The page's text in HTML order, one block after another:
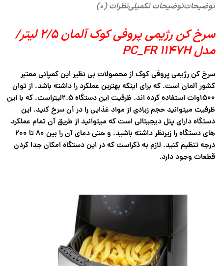
توضیحاتتوضیحات تکمیلینظرات (۰)
سرخ کن رژیمی پروفی کوک آلمان 2/5 لیتر/
مدل PC_FR 1147H
سرخ کن رژیمی پروفی کوک از محصولات بی نظیر این کمپانی معتبر
کشور آلمان است. که برای اینکه بهترین عملکرد را داشته باشد، از توان
۱۵۰۰وات استفاده کرده اند. ظرفیت این دستگاه ۲.۵لیتراست، که با این
ظرفیت میتوانید حجم زیادی از مواد غذایی را در آن سرخ کنید. این
دستگاه دارای پنل دیجیتالی است که میتوانید از طریق آن تمام عملکرد
های دستگاه را زیرنظر داشته باشید. و حتی دمای آن را بین ۸۰ تا ۲۰۰
درجه تنظیم کنید. لازم به ذکراست که در این دستگاه امکان جدا کردن
قطعات وجود دارد.